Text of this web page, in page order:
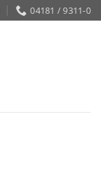
04181 / 9311-0